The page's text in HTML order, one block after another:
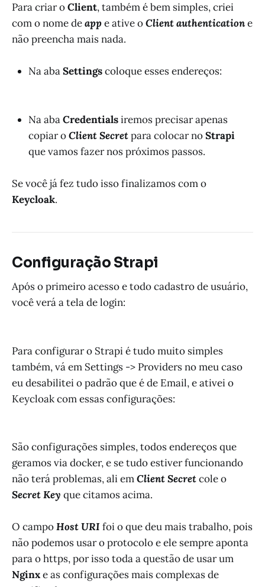
Para criar oClient, também é bem simples, criei
com o nome deappe ative oClient authenticatione
não preencha mais nada.
Na abaSettingscoloque esses endereços:
Na abaCredentialsiremos precisar apenas
copiar oClient Secretpara colocar noStrapi
que vamos fazer nos próximos passos.
Se você já fez tudo isso finalizamos com o
Keycloak.
Configuração Strapi
Após o primeiro acesso e todo cadastro de usuário,
você verá a tela de login:
Para configurar o Strapi é tudo muito simples
também, vá em Settings -> Providers no meu caso
eu desabilitei o padrão que é de Email, e ativei o
Keycloak com essas configurações:
São configurações simples, todos endereços que
geramos via docker, e se tudo estiver funcionando
não terá problemas, ali emClient Secretcole o
Secret Key que citamos acima.
O campoHost URI foi o que deu mais trabalho, pois
não podemos usar o protocolo e ele sempre aponta
para o https, por isso toda a questão de usar um
Nginxe as configurações mais complexas de